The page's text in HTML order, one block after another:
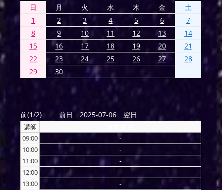
日 月 火 水 木 金
土
1
2 3 4 5 6
7
8
9 10 11 12 13
14
15
16 17 18 19 20
21
22
23 24 25 26 27
28
29
30
前(1/2) 前日 2025-07-06 翌日
講師
09:00
-
10:00
-
11:00
-
12:00
-
13:00
-